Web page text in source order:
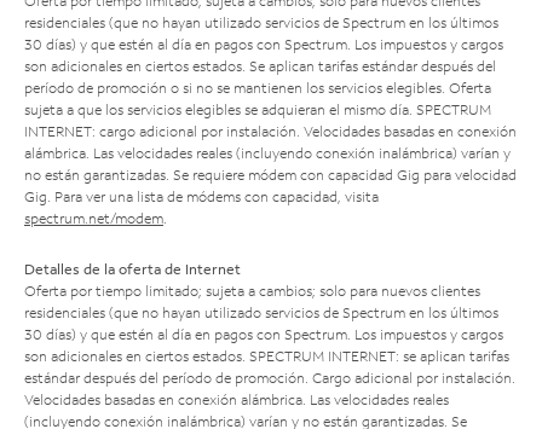
residenciales (que no hayan utilizado servicios de Spectrum en los últimos
30 días) y que estén al día en pagos con Spectrum. Los impuestos y cargos
son adicionales en ciertos estados. Se aplican tarifas estándar después del
período de promoción o si no se mantienen los servicios elegibles. Oferta
sujeta a que los servicios elegibles se adquieran el mismo día. SPECTRUM
INTERNET: cargo adicional por instalación. Velocidades basadas en conexión
alámbrica. Las velocidades reales (incluyendo conexión inalámbrica) varían y
no están garantizadas. Se requiere módem con capacidad Gig para velocidad
Gig. Para ver una lista de módems con capacidad, visita
spectrum.net/modem
Detalles de la oferta de Internet
Oferta por tiempo limitado; sujeta a cambios; solo para nuevos clientes
residenciales (que no hayan utilizado servicios de Spectrum en los últimos
30 días) y que estén al día en pagos con Spectrum. Los impuestos y cargos
son adicionales en ciertos estados. SPECTRUM INTERNET: se aplican tarifas
estándar después del período de promoción. Cargo adicional por instalación.
Velocidades basadas en conexión alámbrica. Las velocidades reales
(incluyendo conexión inalámbrica) varían y no están garantizadas. Se